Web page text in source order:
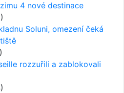
4 nové destinace
Soluni, omezení čeká
rozzuřili a zablokovali